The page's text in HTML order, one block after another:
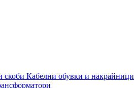
скоби Кабелни обувки и накрайници